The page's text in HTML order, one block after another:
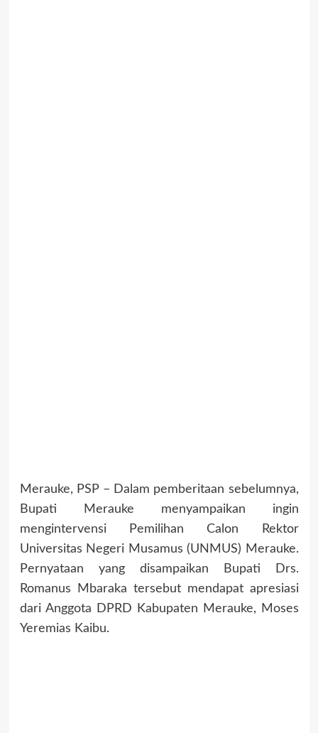
Merauke, PSP – Dalam pemberitaan sebelumnya,
Bupati Merauke menyampaikan ingin
mengintervensi Pemilihan Calon Rektor
Universitas Negeri Musamus (UNMUS) Merauke.
Pernyataan yang disampaikan Bupati Drs.
Romanus Mbaraka tersebut mendapat apresiasi
dari Anggota DPRD Kabupaten Merauke, Moses
Yeremias Kaibu.